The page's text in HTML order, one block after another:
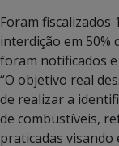
Foram fiscalizados
interdição em 50%
foram notificados
“O objetivo real
de realizar a
de combustíveis,
praticadas visando